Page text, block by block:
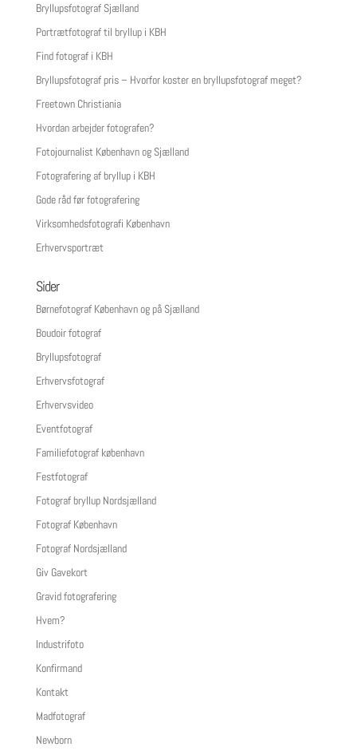
Bryllupsfotograf Sjælland
Portrætfotograf til bryllup i KBH
Find fotograf i KBH
Bryllupsfotograf pris – Hvorfor koster en bryllupsfotograf meget?
Freetown Christiania
Hvordan arbejder fotografen?
Fotojournalist København og Sjælland
Fotografering af bryllup i KBH
Gode råd før fotografering
Virksomhedsfotografi København
Erhvervsportræt
Sider
Børnefotograf København og på Sjælland
Boudoir fotograf
Bryllupsfotograf
Erhvervsfotograf
Erhvervsvideo
Eventfotograf
Familiefotograf københavn
Festfotograf
Fotograf bryllup Nordsjælland
Fotograf København
Fotograf Nordsjælland
Giv Gavekort
Gravid fotografering
Hvem?
Industrifoto
Konfirmand
Kontakt
Madfotograf
Newborn